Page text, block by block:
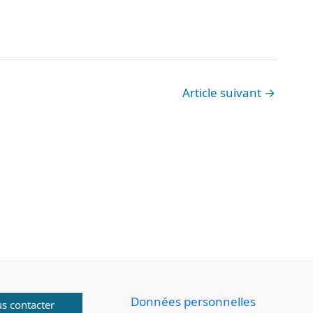
Article suivant →
contacter Données personnelles